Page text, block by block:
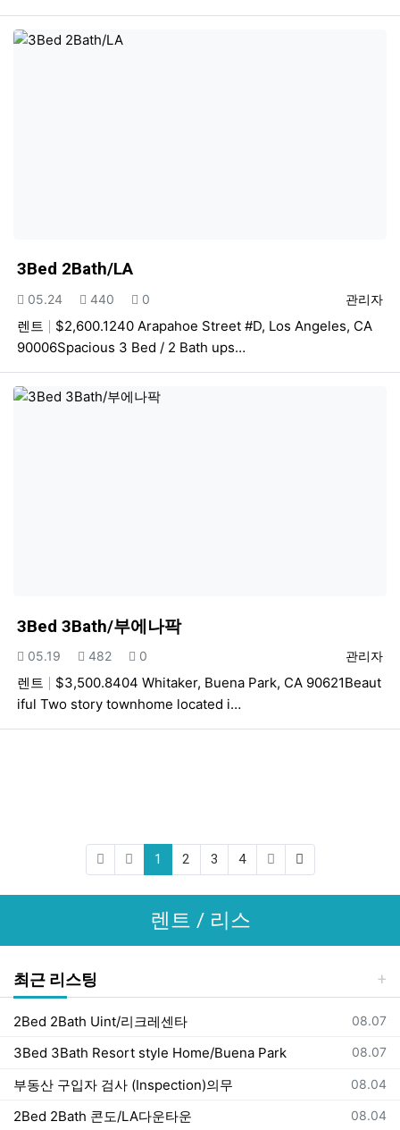
3Bed 2Bath/LA
등록자
관리자
등록일
05.24 조회
440 추천
0
렌트
$2,600.1240 Arapahoe Street #D, Los Angeles, CA
90006Spacious 3 Bed / 2 Bath ups…
3Bed 3Bath/부에나팍
등록자
관리자
등록일
05.19 조회
482 추천
0
렌트
$3,500.8404 Whitaker, Buena Park, CA 90621Beaut
iful Two story townhome located i…
1 (current)
2 3 4
렌트 / 리스
최근 리스팅
등록일
08.07
2Bed 2Bath Uint/리크레센타
등록일
08.07
3Bed 3Bath Resort style Home/Buena Park
등록일
08.04
부동산 구입자 검사 (Inspection)의무
등록일
08.04
2Bed 2Bath 콘도/LA다운타운